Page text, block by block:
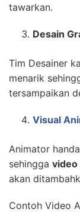
tawarkan.
Desain
Tim Desainer
menarik
tersampaikan
Visual
Animator
sehingga video
akan
Contoh Video